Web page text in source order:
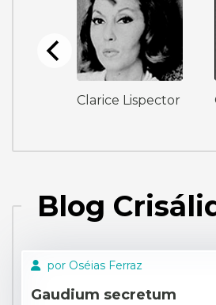
Guimarâes Rosa
Blog
por Oséias Ferraz
Gaudium secretum